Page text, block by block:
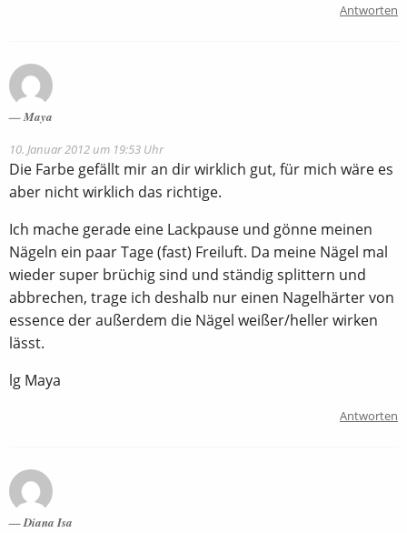
Antworten
Maya
10. Januar 2012 um 19:53 Uhr
Die Farbe gefällt mir an dir wirklich gut, für mich wäre es
aber nicht wirklich das richtige.
Ich mache gerade eine Lackpause und gönne meinen
Nägeln ein paar Tage (fast) Freiluft. Da meine Nägel mal
wieder super brüchig sind und ständig splittern und
abbrechen, trage ich deshalb nur einen Nagelhärter von
essence der außerdem die Nägel weißer/heller wirken
lässt.
lg Maya
Antworten
Diana Isa